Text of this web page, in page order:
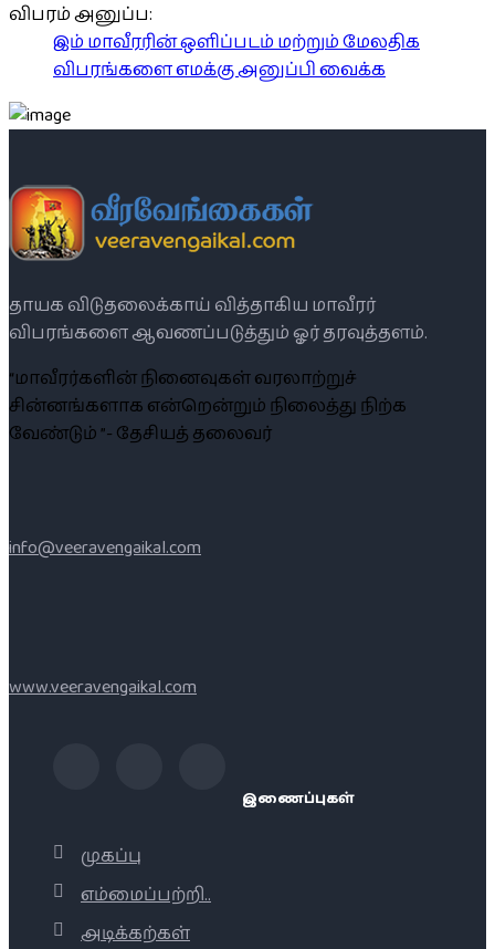
விபரம் அனுப்ப:
இம் மாவீரரின் ஒளிப்படம் மற்றும் மேலதிக
விபரங்களை எமக்கு அனுப்பி வைக்க
தாயக விடுதலைக்காய் வித்தாகிய மாவீரர்
விபரங்களை ஆவணப்படுத்தும் ஓர் தரவுத்தளம்.
“மாவீரர்களின் நினைவுகள் வரலாற்றுச்
சின்னங்களாக என்றென்றும் நிலைத்து நிற்க
வேண்டும் ”- தேசியத் தலைவர்
info@veeravengaikal.com
www.veeravengaikal.com
இணைப்புகள்
முகப்பு
எம்மைப்பற்றி..
அடிக்கற்கள்